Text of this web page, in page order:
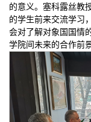
的意义。塞科露丝教
的学生前来交流学习
会对了解对象国国情
学院间未来的合作前